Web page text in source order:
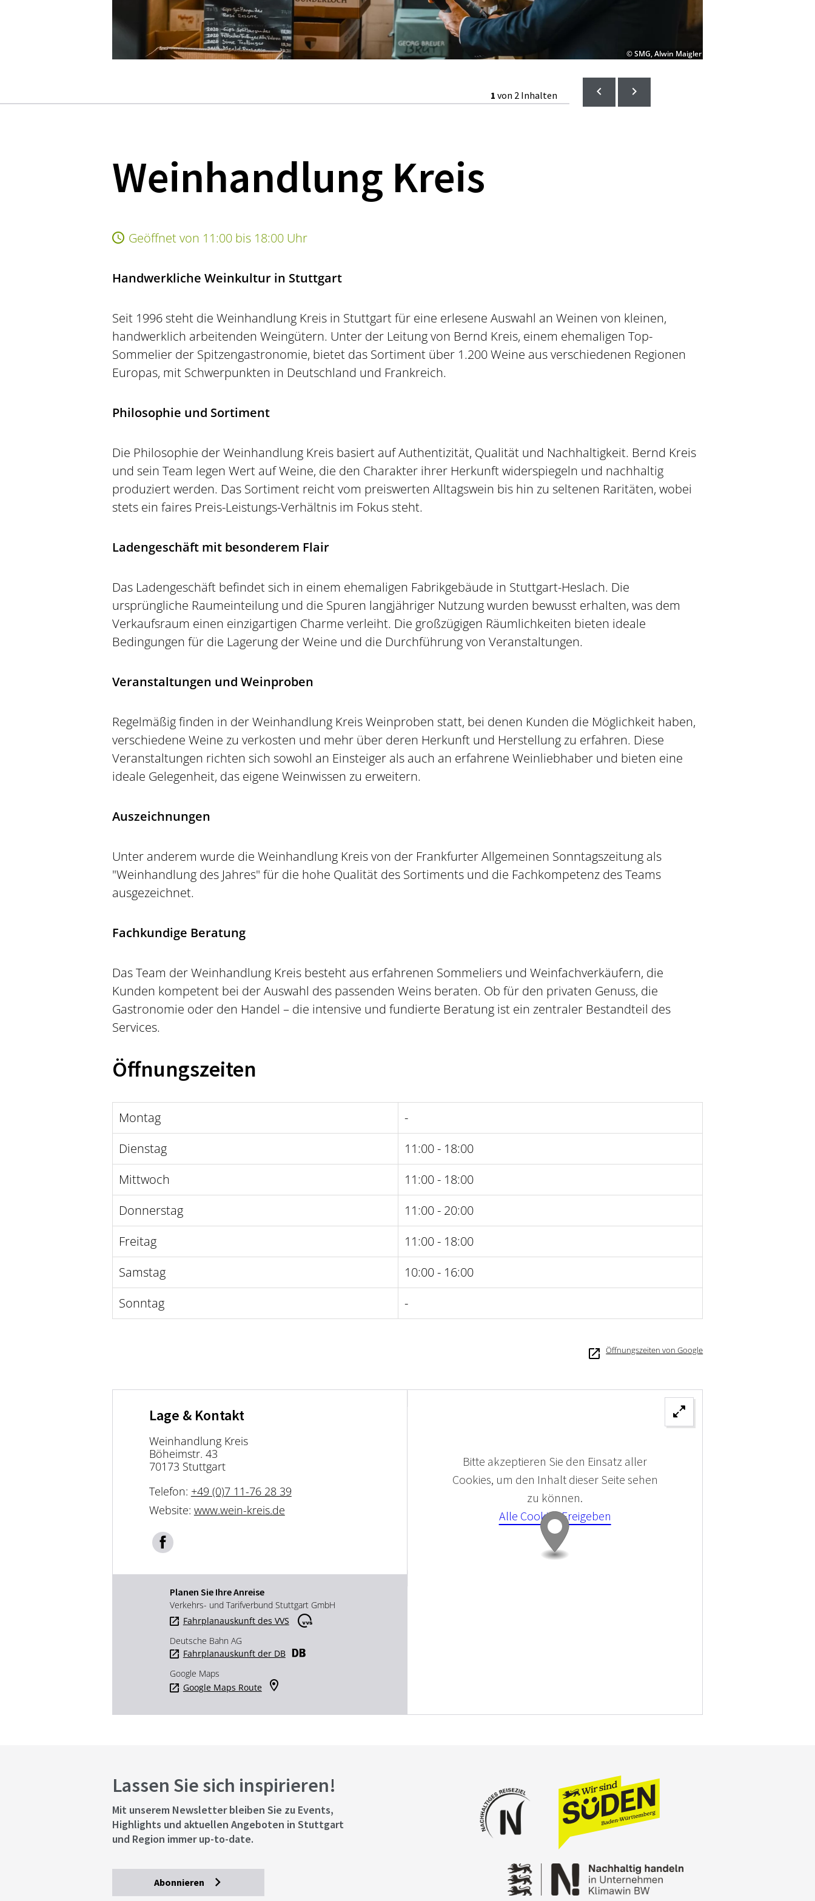
© SMG, Alwin Maigler
1 von 2 Inhalten
Weinhandlung Kreis
Geöffnet von 11:00 bis 18:00 Uhr
Handwerkliche Weinkultur in Stuttgart
Seit 1996 steht die Weinhandlung Kreis in Stuttgart für eine erlesene Auswahl an Weinen von kleinen,
handwerklich arbeitenden Weingütern. Unter der Leitung von Bernd Kreis, einem ehemaligen Top-
Sommelier der Spitzengastronomie, bietet das Sortiment über 1.200 Weine aus verschiedenen Regionen
Europas, mit Schwerpunkten in Deutschland und Frankreich.
Philosophie und Sortiment
Die Philosophie der Weinhandlung Kreis basiert auf Authentizität, Qualität und Nachhaltigkeit. Bernd Kreis
und sein Team legen Wert auf Weine, die den Charakter ihrer Herkunft widerspiegeln und nachhaltig
produziert werden. Das Sortiment reicht vom preiswerten Alltagswein bis hin zu seltenen Raritäten, wobei
stets ein faires Preis-Leistungs-Verhältnis im Fokus steht.
Ladengeschäft mit besonderem Flair
Das Ladengeschäft befindet sich in einem ehemaligen Fabrikgebäude in Stuttgart-Heslach. Die
ursprüngliche Raumeinteilung und die Spuren langjähriger Nutzung wurden bewusst erhalten, was dem
Verkaufsraum einen einzigartigen Charme verleiht. Die großzügigen Räumlichkeiten bieten ideale
Bedingungen für die Lagerung der Weine und die Durchführung von Veranstaltungen.
Veranstaltungen und Weinproben
Regelmäßig finden in der Weinhandlung Kreis Weinproben statt, bei denen Kunden die Möglichkeit haben,
verschiedene Weine zu verkosten und mehr über deren Herkunft und Herstellung zu erfahren. Diese
Veranstaltungen richten sich sowohl an Einsteiger als auch an erfahrene Weinliebhaber und bieten eine
ideale Gelegenheit, das eigene Weinwissen zu erweitern.
Auszeichnungen
Unter anderem wurde die Weinhandlung Kreis von der Frankfurter Allgemeinen Sonntagszeitung als
"Weinhandlung des Jahres" für die hohe Qualität des Sortiments und die Fachkompetenz des Teams
ausgezeichnet.
Fachkundige Beratung
Das Team der Weinhandlung Kreis besteht aus erfahrenen Sommeliers und Weinfachverkäufern, die
Kunden kompetent bei der Auswahl des passenden Weins beraten. Ob für den privaten Genuss, die
Gastronomie oder den Handel – die intensive und fundierte Beratung ist ein zentraler Bestandteil des
Services.
Öffnungszeiten
Montag
-
Dienstag
11:00 - 18:00
Mittwoch
11:00 - 18:00
Donnerstag
11:00 - 20:00
Freitag
11:00 - 18:00
Samstag
10:00 - 16:00
Sonntag
-
Öffnungszeiten von Google
Lage & Kontakt
Weinhandlung Kreis
Böheimstr. 43
70173 Stuttgart
Telefon: +49 (0)7 11-76 28 39
Website: www.wein-kreis.de
Planen Sie Ihre Anreise
Verkehrs- und Tarifverbund Stuttgart GmbH
Fahrplanauskunft des VVS
Deutsche Bahn AG
Fahrplanauskunft der DB
Google Maps
Google Maps Route
Bitte akzeptieren Sie den Einsatz aller
Cookies, um den Inhalt dieser Seite sehen
zu können.
Alle Cookies Freigeben
Lassen Sie sich inspirieren!
Mit unserem Newsletter bleiben Sie zu Events,
Highlights und aktuellen Angeboten in Stuttgart
und Region immer up-to-date.
Abonnieren